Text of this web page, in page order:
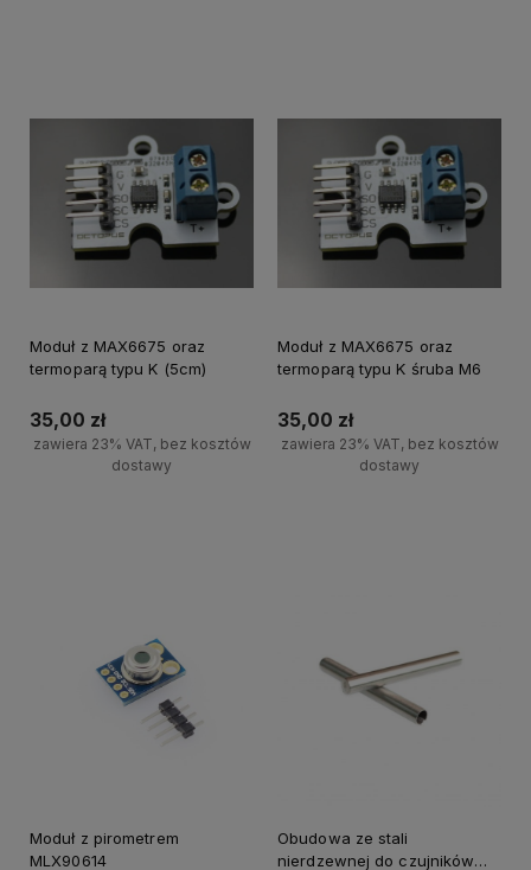
Moduł z MAX6675 oraz
termoparą typu K (5cm)
35,00 zł
zawiera 23% VAT, bez kosztów
dostawy
Moduł z MAX6675 oraz
termoparą typu K śruba M6
35,00 zł
zawiera 23% VAT, bez kosztów
dostawy
Moduł z pirometrem
MLX90614
Obudowa ze stali
nierdzewnej do czujników